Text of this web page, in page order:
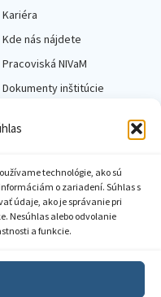
technológie, ako sú
o zariadení. Súhlas s
údaje, ako je správanie pri
Nesúhlas alebo odvolanie
a funkcie.
Kariéra
Kde nás nájdete
Pracoviská NIVaM
Dokumenty inštitúcie